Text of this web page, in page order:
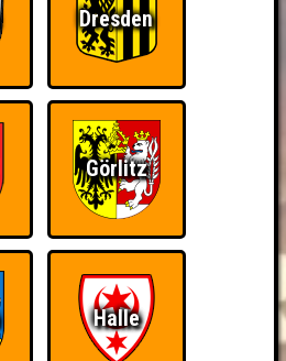
Dresden
Görlitz
Halle